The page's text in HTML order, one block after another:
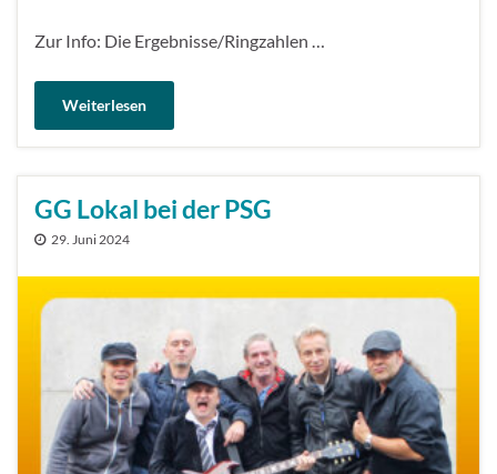
Zur Info: Die Ergebnisse/Ringzahlen …
Weiterlesen
GG Lokal bei der PSG
29. Juni 2024